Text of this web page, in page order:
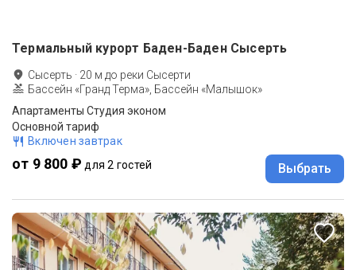
Термальный курорт Баден-Баден Сысерть
Сысерть · 20 м до реки Сысерти
Бассейн «Гранд Терма», Бассейн «Малышок»
Апартаменты Студия эконом
Основной тариф
Включен завтрак
от 9 800 ₽ для 2 гостей Выбрать